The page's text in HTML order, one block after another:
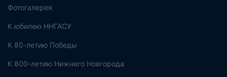
Фотогалерея
К юбилею ННГАСУ
К 80-летию Победы
К 800-летию Нижнего Новгорода